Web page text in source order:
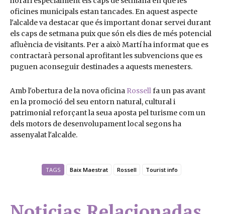
oficines municipals estan tancades. En aquest aspecte
l'alcalde va destacar que és important donar servei durant
els caps de setmana puix que són els dies de més potencial
afluència de visitants. Per a això Martí ha informat que es
contractarà personal aprofitant les subvencions que es
puguen aconseguir destinades a aquests menesters.
Amb l'obertura de la nova oficina Rossell fa un pas avant
en la promoció del seu entorn natural, cultural i
patrimonial reforçant la seua aposta pel turisme com un
dels motors de desenvolupament local segons ha
assenyalat l'alcalde.
TAGS Baix Maestrat Rossell Tourist info